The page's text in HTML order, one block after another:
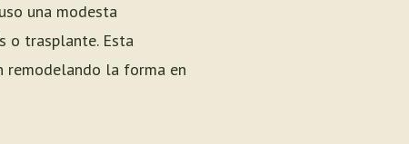
una modesta
o trasplante. Esta
remodelando la forma en